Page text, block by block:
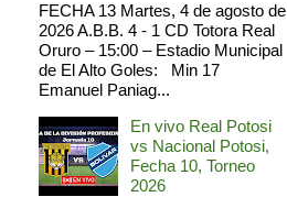
FECHA 13 Martes, 4 de agosto de
2026 A.B.B. 4 - 1 CD Totora Real
Oruro – 15:00 – Estadio Municipal
de El Alto Goles: Min 17
Emanuel Paniag...
En vivo Real Potosi
vs Nacional Potosi,
Fecha 10, Torneo
2026